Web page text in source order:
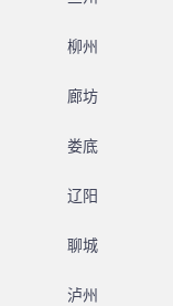
柳州
廊坊
娄底
辽阳
聊城
泸州